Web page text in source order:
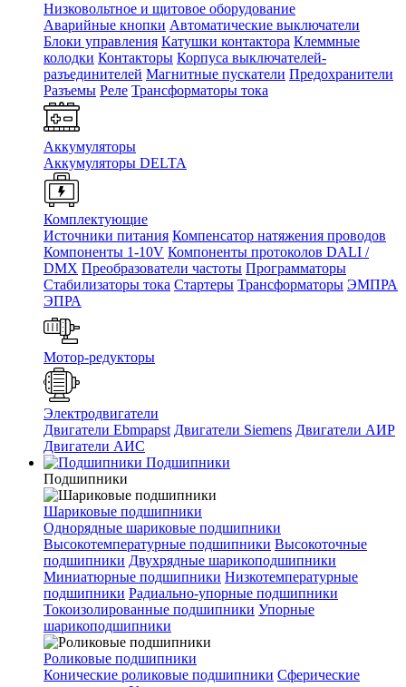
Низковольтное и щитовое оборудование
Аварийные кнопки Автоматические выключатели
Блоки управления Катушки контактора Клеммные
колодки Контакторы Корпуса выключателей-
разъединителей Магнитные пускатели Предохранители
Разъемы Реле Трансформаторы тока
Аккумуляторы
Аккумуляторы DELTA
Комплектующие
Источники питания Компенсатор натяжения проводов
Компоненты 1-10V Компоненты протоколов DALI /
DMX Преобразователи частоты Программаторы
Стабилизаторы тока Стартеры Трансформаторы ЭМПРА
ЭПРА
Мотор-редукторы
Электродвигатели
Двигатели Ebmpapst Двигатели Siemens Двигатели АИР
Двигатели АИС
Подшипники
Подшипники
Шариковые подшипники
Однорядные шариковые подшипники
Высокотемпературные подшипники Высокоточные
подшипники Двухрядные шарикоподшипники
Миниатюрные подшипники Низкотемпературные
подшипники Радиально-упорные подшипники
Токоизолированные подшипники Упорные
шарикоподшипники
Роликовые подшипники
Конические роликовые подшипники Сферические